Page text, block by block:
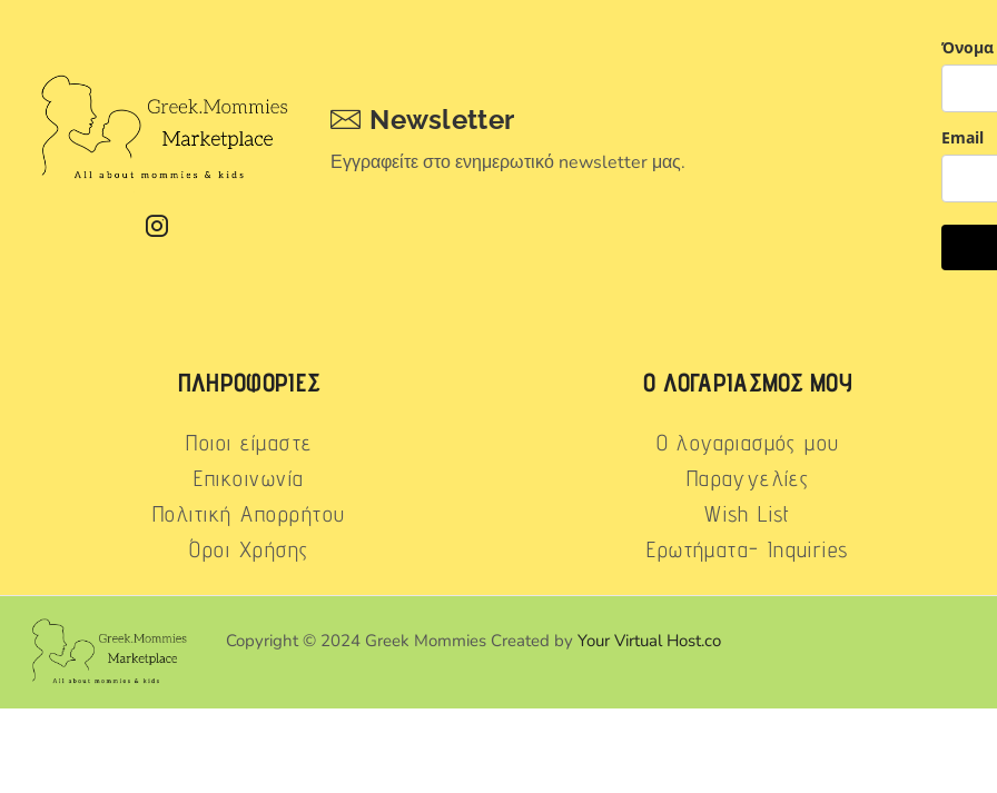
Newsletter
Εγγραφείτε στο ενημερωτικό newsletter μας.
Όνομα
Email
ΠΛΗΡΟΦΟΡΊΕΣ
Ποιοι είμαστε
Επικοινωνία
Πολιτική Απορρήτου
Όροι Χρήσης
Ο ΛΟΓΑΡΙΑΣΜΌΣ ΜΟΥ
Ο λογαριασμός μου
Παραγγελίες
Wish List
Ερωτήματα- Inquiries
Copyright © 2024 Greek Mommies Created byYour Virtual Host.co